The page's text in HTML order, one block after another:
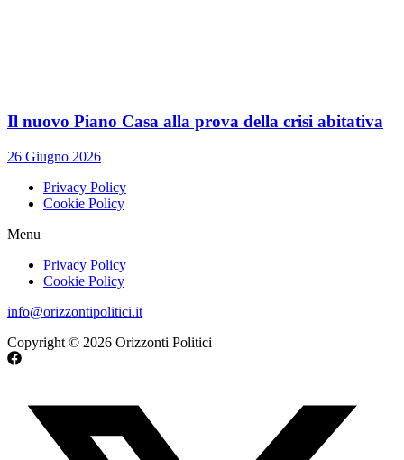
Il nuovo Piano Casa alla prova della crisi abitativa
26 Giugno 2026
Privacy Policy
Cookie Policy
Menu
Privacy Policy
Cookie Policy
info@orizzontipolitici.it
Copyright © 2026 Orizzonti Politici